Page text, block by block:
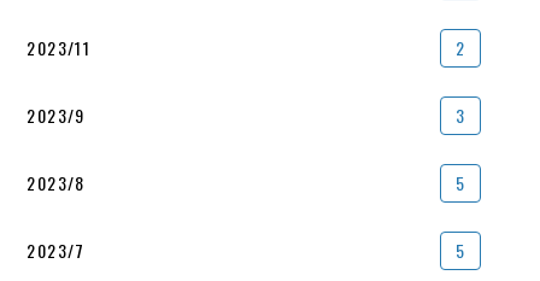
2023/11 2
2023/9 3
2023/8 5
2023/7 5